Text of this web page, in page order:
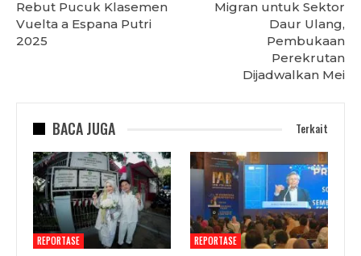
Rebut Pucuk Klasemen
Vuelta a Espana Putri
2025
Migran untuk Sektor
Daur Ulang,
Pembukaan
Perekrutan
Dijadwalkan Mei
BACA JUGA Terkait
REPORTASE REPORTASE